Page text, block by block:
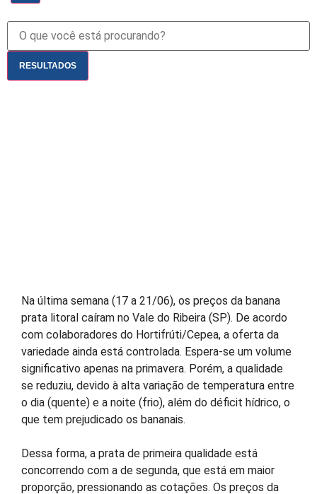
RESULTADOS
Na última semana (17 a 21/06), os preços da banana
prata litoral caíram no Vale do Ribeira (SP). De acordo
com colaboradores do Hortifrúti/Cepea, a oferta da
variedade ainda está controlada. Espera-se um volume
significativo apenas na primavera. Porém, a qualidade
se reduziu, devido à alta variação de temperatura entre
o dia (quente) e a noite (frio), além do déficit hídrico, o
que tem prejudicado os bananais.
Dessa forma, a prata de primeira qualidade está
concorrendo com a de segunda, que está em maior
proporção, pressionando as cotações. Os preços da